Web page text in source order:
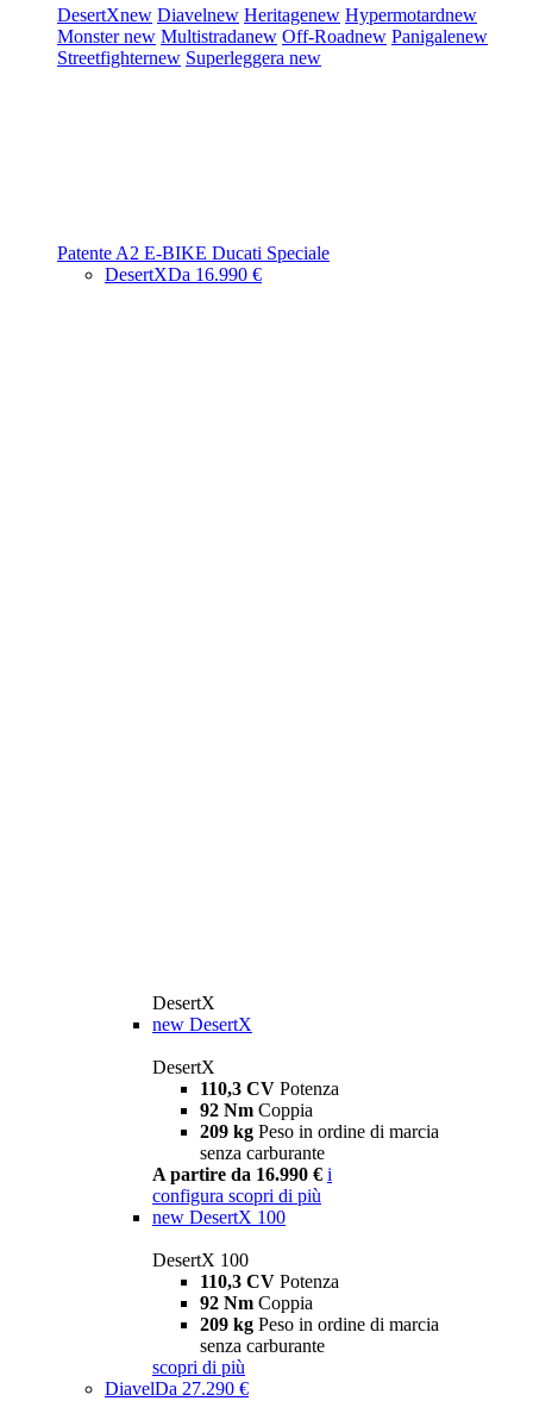
DesertXnew Diavelnew Heritagenew Hypermotardnew
Monsternew Multistradanew Off-Roadnew Panigalenew
Streetfighternew Superleggera new
Patente A2 E-BIKE Ducati Speciale
DesertXDa 16.990 €
DesertX
new DesertX
DesertX
110,3 CV Potenza
92 Nm Coppia
209 kg Peso in ordine di marcia
senza carburante
A partire da 16.990 € i
configura scopri di più
new DesertX 100
DesertX 100
110,3 CV Potenza
92 Nm Coppia
209 kg Peso in ordine di marcia
senza carburante
scopri di più
DiavelDa 27.290 €